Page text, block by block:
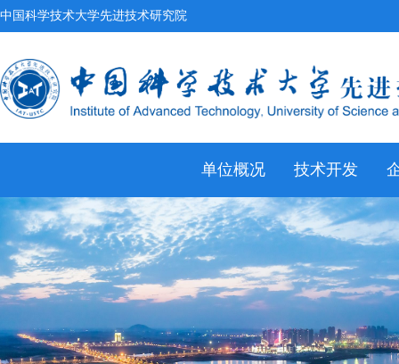
中国科学技术大学先进技术研究院
单位概况 技术开发